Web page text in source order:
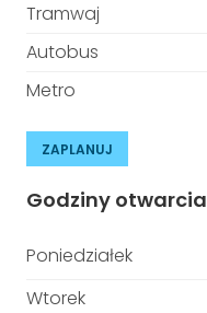
Tramwaj
Autobus
Metro
ZAPLANUJ
Godziny otwarcia
Poniedziałek
Wtorek